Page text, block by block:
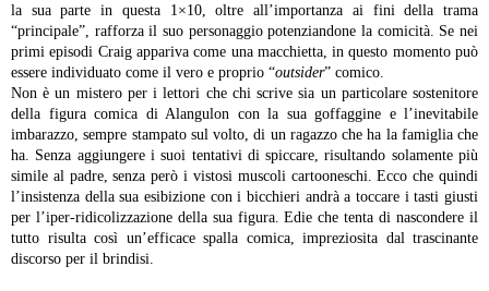
la sua parte in questa 1×10, oltre all’importanza ai fini della trama
“principale”, rafforza il suo personaggio potenziandone la comicità. Se nei
primi episodi Craig appariva come una macchietta, in questo momento può
essere individuato come il vero e proprio “outsider” comico.
Non è un mistero per i lettori che chi scrive sia un particolare sostenitore
della figura comica di Alangulon con la sua goffaggine e l’inevitabile
imbarazzo, sempre stampato sul volto, di un ragazzo che ha la famiglia che
ha. Senza aggiungere i suoi tentativi di spiccare, risultando solamente più
simile al padre, senza però i vistosi muscoli cartooneschi. Ecco che quindi
l’insistenza della sua esibizione con i bicchieri andrà a toccare i tasti giusti
per l’iper-ridicolizzazione della sua figura. Edie che tenta di nascondere il
tutto risulta così un’efficace spalla comica, impreziosita dal trascinante
discorso per il brindisi.